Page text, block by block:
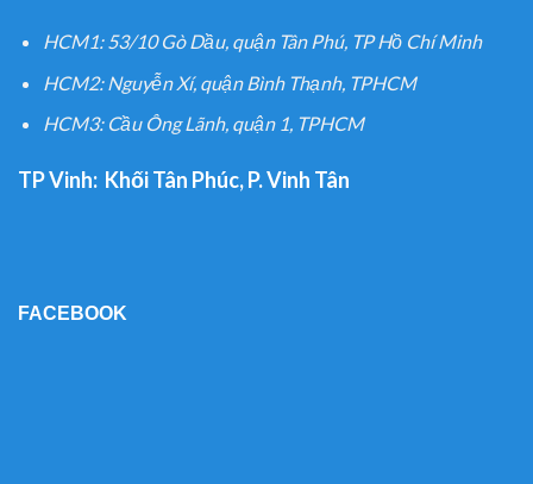
HCM1: 53/10 Gò Dầu, quận Tân Phú, TP Hồ Chí Minh
HCM2: Nguyễn Xí, quận Bình Thạnh, TPHCM
HCM3: Cầu Ông Lãnh, quận 1, TPHCM
TP Vinh: Khối Tân Phúc, P. Vinh Tân
FACEBOOK